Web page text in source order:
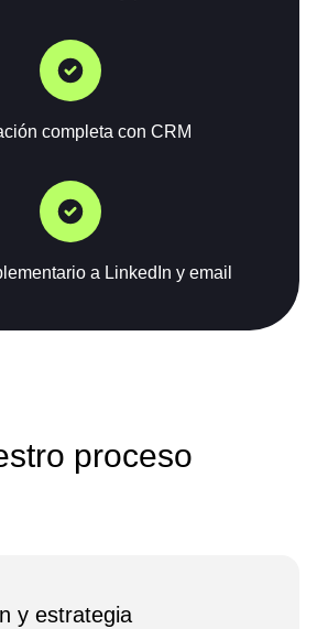
completa con CRM
a LinkedIn y email
proceso
y estrategia